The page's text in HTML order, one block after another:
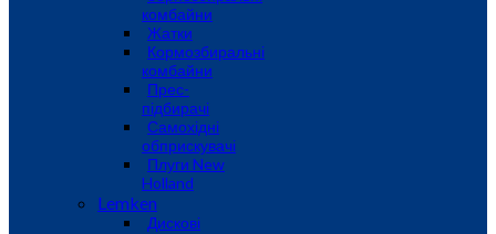
комбайни
Жатки
Кормозбиральні
комбайни
Прес-
підбирачі
Самохідні
обприскувачі
Плуги New
Holland
Lemken
Дискові